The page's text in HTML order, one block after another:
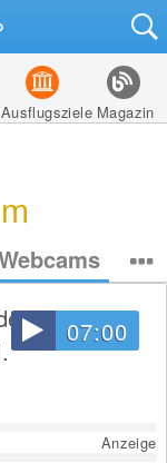
Ausflugsziele Magazin
07:00
Anzeige